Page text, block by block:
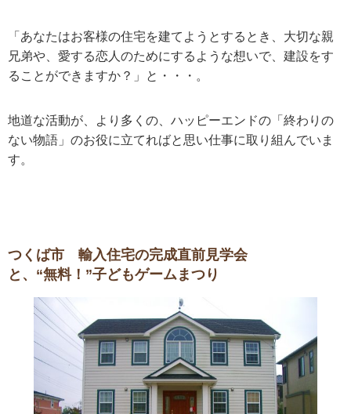
「あなたはお客様の住宅を建てようとするとき、大切な親
兄弟や、愛する恋人のためにするような想いで、建設をす
ることができますか？」と・・・。
地道な活動が、より多くの、ハッピーエンドの「終わりの
ない物語」のお役に立てればと思い仕事に取り組んでいま
す。
つくば市 輸入住宅の完成直前見学会
と、“無料！”子どもゲームまつり